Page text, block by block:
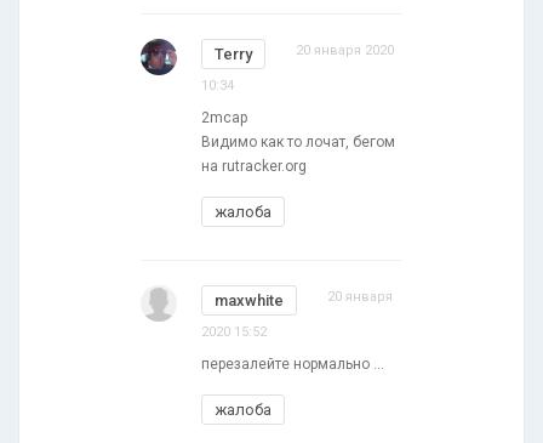
Terry 20 января 2020
10:34
2mcap
Видимо как то лочат, бегом
на rutracker.org
жалоба
maxwhite 20 января
2020 15:52
перезалейте нормально ...
жалоба